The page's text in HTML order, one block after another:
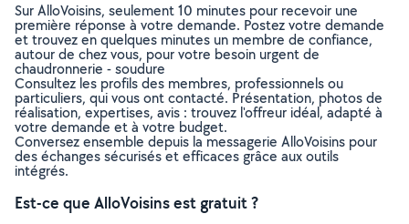
Sur AlloVoisins, seulement 10 minutes pour recevoir une
première réponse à votre demande. Postez votre demande
et trouvez en quelques minutes un membre de confiance,
autour de chez vous, pour votre besoin urgent de
chaudronnerie - soudure
Consultez les profils des membres, professionnels ou
particuliers, qui vous ont contacté. Présentation, photos de
réalisation, expertises, avis : trouvez l'offreur idéal, adapté à
votre demande et à votre budget.
Conversez ensemble depuis la messagerie AlloVoisins pour
des échanges sécurisés et efficaces grâce aux outils
intégrés.
Est-ce que AlloVoisins est gratuit ?